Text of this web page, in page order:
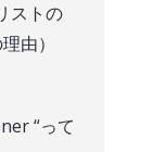
ストの
由）
“って